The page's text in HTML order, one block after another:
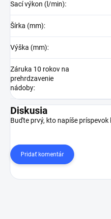
Sací výkon (l/min):
Šírka (mm):
Výška (mm):
Záruka 10 rokov na
prehrdzavenie
nádoby:
Diskusia
Buďte prvý, kto napíše príspevok
Pridať komentár